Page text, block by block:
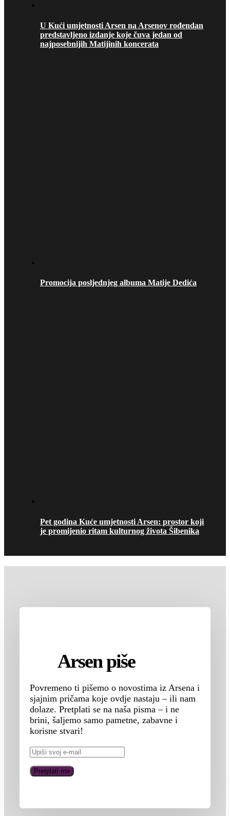
U Kući umjetnosti Arsen na Arsenov rođendan
predstavljeno izdanje koje čuva jedan od
najposebnijih Matijinih koncerata
Promocija posljednjeg albuma Matije Dedića
Pet godina Kuće umjetnosti Arsen: prostor koji
je promijenio ritam kulturnog života Šibenika
Arsen piše
Povremeno ti pišemo o novostima iz Arsena i
sjajnim pričama koje ovdje nastaju – ili nam
dolaze. Pretplati se na naša pisma – i ne
brini, šaljemo samo pametne, zabavne i
korisne stvari!